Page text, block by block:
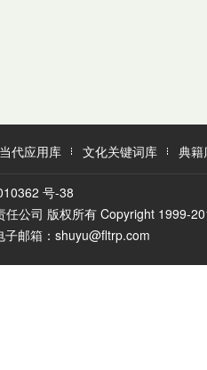
代应用库 文化关键词库
典籍
号-38
任公司 版权所有 Copyright 1999-
邮箱：shuyu@fltrp.com